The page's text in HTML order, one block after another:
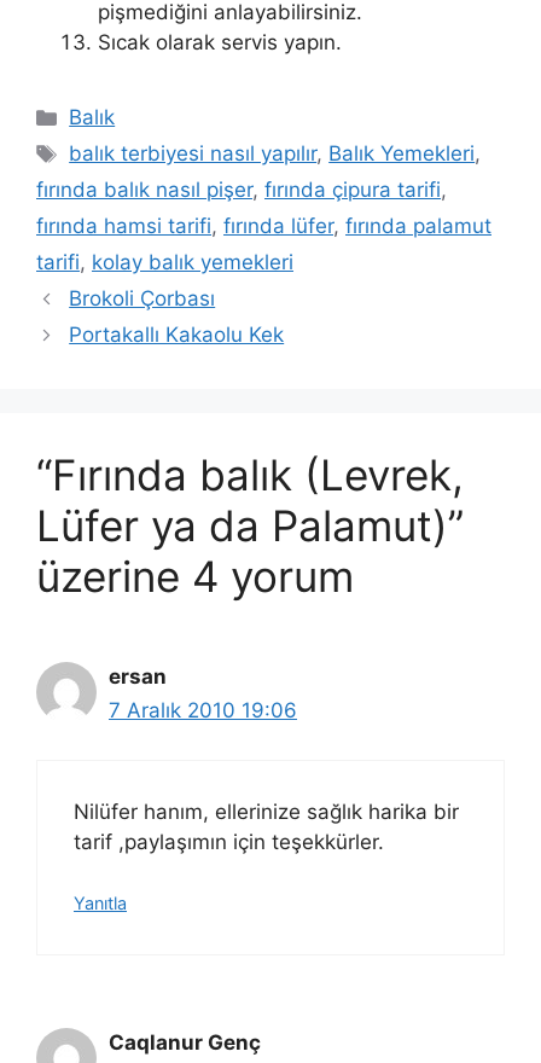
pişmediğini anlayabilirsiniz.
Sıcak olarak servis yapın.
Kategoriler
Balık
Etiketler
balık terbiyesi nasıl yapılır, Balık Yemekleri,
fırında balık nasıl pişer, fırında çipura tarifi,
fırında hamsi tarifi, fırında lüfer, fırında palamut
tarifi, kolay balık yemekleri
Brokoli Çorbası
Portakallı Kakaolu Kek
“Fırında balık (Levrek,
Lüfer ya da Palamut)”
üzerine 4 yorum
ersan
7 Aralık 2010 19:06
Nilüfer hanım, ellerinize sağlık harika bir
tarif ,paylaşımın için teşekkürler.
Yanıtla
Caqlanur Genç